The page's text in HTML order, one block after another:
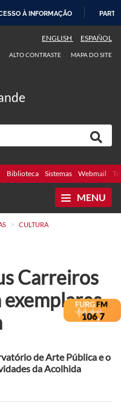
À INFORMAÇÃO
ENGLISH ESPAÑOL
ALTO CONTRASTE MAPA DO SITE
Biblioteca Sistemas Webmail
MENU
> CULTURA
Carreiros
exemplares
de Arte Pública e o
da Acolhida